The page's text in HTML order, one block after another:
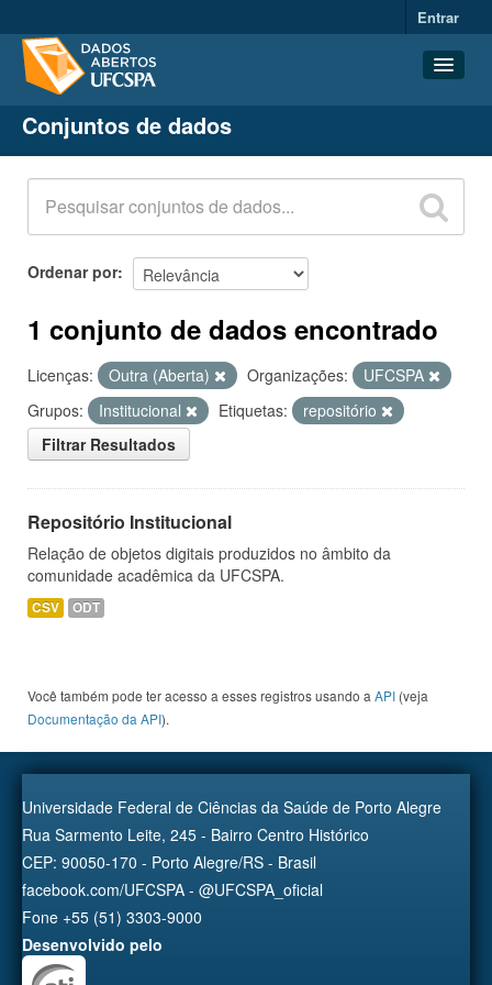
Entrar
Conjuntos de dados
Organizações
Grupos
Sobre
Conjuntos de dados
Ordenar por
1 conjunto de dados encontrado
Licenças: Outra (Aberta) Organizações:
UFCSPA
Grupos:
Institucional Etiquetas:
repositório
Filtrar Resultados
Repositório Institucional
Relação de objetos digitais produzidos no âmbito da
comunidade acadêmica da UFCSPA.
CSV ODT
Você também pode ter acesso a esses registros usando a API (veja
Documentação da API).
Universidade Federal de Ciências da Saúde de Porto Alegre
Rua Sarmento Leite, 245 - Bairro Centro Histórico
CEP: 90050-170 - Porto Alegre/RS - Brasil
facebook.com/UFCSPA - @UFCSPA_oficial
Fone +55 (51) 3303-9000
Desenvolvido pelo